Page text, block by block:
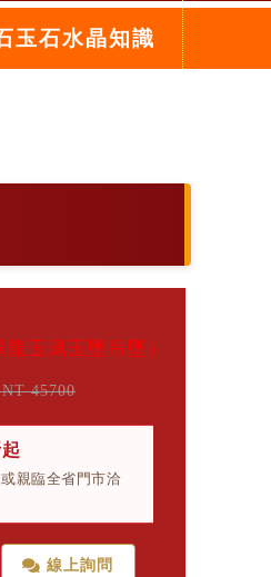
玉石水晶知識
玉珮玉墜吊墜）
NT 45700
親臨全省門市洽
線上詢問